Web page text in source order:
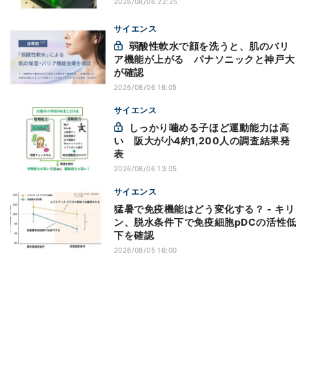
サイエンス
ア機能が上がる パナソニックと神戸大
が確認
2026/08/06 16:05
サイエンス
い 阪大が小4約1,200人の調査結果発
表
2026/08/06 13:05
サイエンス
猛暑で免疫機能はどう変化する？ - キリ
ン、脱水条件下で免疫細胞pDCの活性低
下を確認
2026/08/05 16:00